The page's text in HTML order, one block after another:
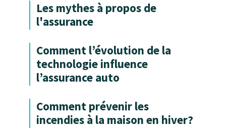
Les mythes à propos de
l'assurance
Comment l’évolution de la
technologie influence
l’assurance auto
Comment prévenir les
incendies à la maison en hiver?